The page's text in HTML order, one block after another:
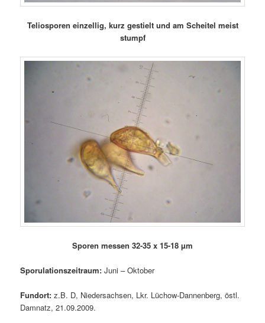
Teliosporen einzellig, kurz gestielt und am Scheitel meist
stumpf
Sporen messen 32-35 x 15-18 µm
Sporulationszeitraum: Juni – Oktober
Fundort:z.B. D, Niedersachsen, Lkr. Lüchow-Dannenberg, östl.
Damnatz, 21.09.2009.